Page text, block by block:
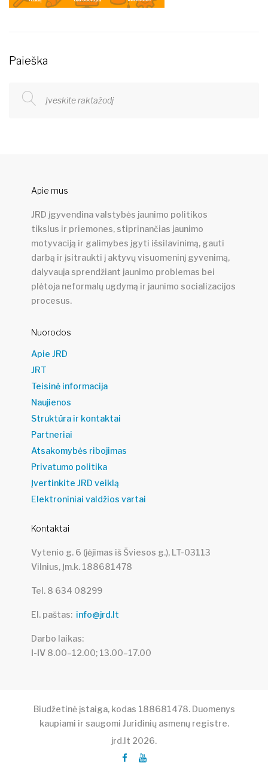
Paieška
Apie mus
JRD įgyvendina valstybės jaunimo politikos
tikslus ir priemones, stiprinančias jaunimo
motyvaciją ir galimybes įgyti išsilavinimą, gauti
darbą ir įsitraukti į aktyvų visuomeninį gyvenimą,
dalyvauja sprendžiant jaunimo problemas bei
plėtoja neformalų ugdymą ir jaunimo socializacijos
procesus.
Nuorodos
Apie JRD
JRT
Teisinė informacija
Naujienos
Struktūra ir kontaktai
Partneriai
Atsakomybės ribojimas
Privatumo politika
Įvertinkite JRD veiklą
Elektroniniai valdžios vartai
Kontaktai
Vytenio g. 6 (įėjimas iš Šviesos g.), LT-03113
Vilnius, Įm.k. 188681478
Tel. 8 634 08299
El. paštas info@jrd.lt
Darbo laikas
I-IV 8.00–12.00; 13.00–17.00
Biudžetinė įstaiga, kodas 188681478. Duomenys
kaupiami ir saugomi Juridinių asmenų registre.
jrd.lt 2026.